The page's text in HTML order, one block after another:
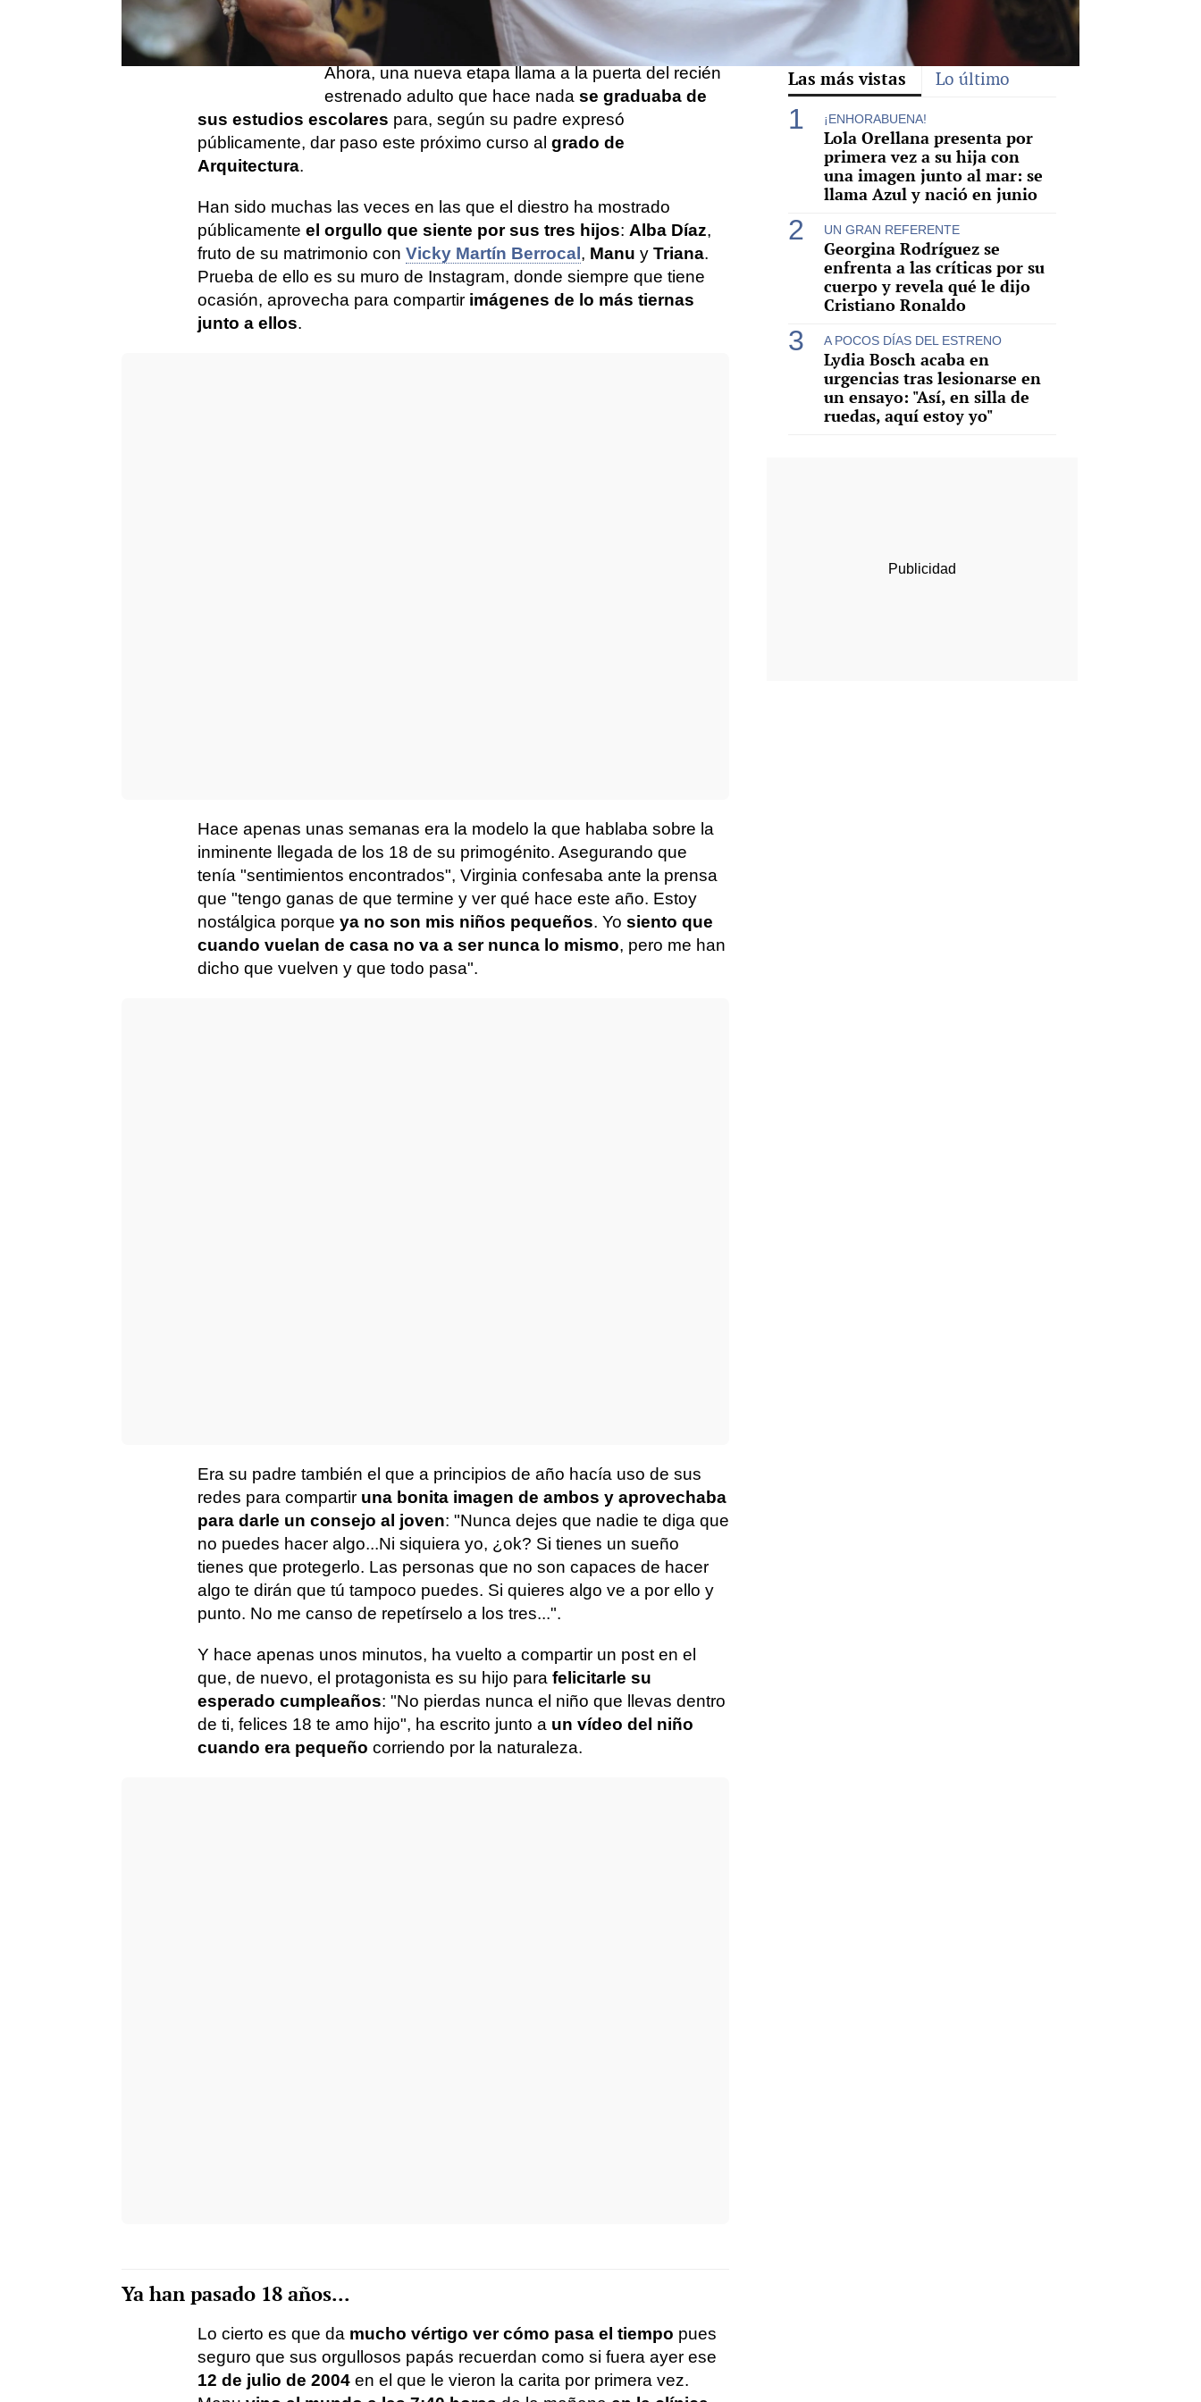
Alba Díaz muestra en
bikini el resultado de su
reducción de pecho
vuelve a estar de celebración por los 18 que tan
solo se cumplen una vez.
Ahora, una nueva etapa llama a la puerta del recién
estrenado adulto que hace nada se graduaba de
sus estudios escolares para, según su padre expresó
públicamente, dar paso este próximo curso al grado de
Arquitectura.
Han sido muchas las veces en las que el diestro ha mostrado
públicamente el orgullo que siente por sus tres hijos: Alba Díaz,
fruto de su matrimonio con Vicky Martín Berrocal , Manu y Triana.
Prueba de ello es su muro de Instagram, donde siempre que tiene
ocasión, aprovecha para compartir imágenes de lo más tiernas
junto a ellos.
Hace apenas unas semanas era la modelo la que hablaba sobre la
inminente llegada de los 18 de su primogénito. Asegurando que
tenía "sentimientos encontrados", Virginia confesaba ante la prensa
que "tengo ganas de que termine y ver qué hace este año. Estoy
nostálgica porque ya no son mis niños pequeños. Yo siento que
cuando vuelan de casa no va a ser nunca lo mismo, pero me han
dicho que vuelven y que todo pasa".
Era su padre también el que a principios de año hacía uso de sus
redes para compartir una bonita imagen de ambos y aprovechaba
para darle un consejo al joven: "Nunca dejes que nadie te diga que
no puedes hacer algo...Ni siquiera yo, ¿ok? Si tienes un sueño
tienes que protegerlo. Las personas que no son capaces de hacer
algo te dirán que tú tampoco puedes. Si quieres algo ve a por ello y
punto. No me canso de repetírselo a los tres...".
Y hace apenas unos minutos, ha vuelto a compartir un post en el
que, de nuevo, el protagonista es su hijo para felicitarle su
esperado cumpleaños: "No pierdas nunca el niño que llevas dentro
de ti, felices 18 te amo hijo", ha escrito junto a un vídeo del niño
cuando era pequeño corriendo por la naturaleza.
Ya han pasado 18 años...
Lo cierto es que da mucho vértigo ver cómo pasa el tiempo pues
seguro que sus orgullosos papás recuerdan como si fuera ayer ese
12 de julio de 2004 en el que le vieron la carita por primera vez.
Las más vistas Lo último
¡ENHORABUENA!
Lola Orellana presenta por
primera vez a su hija con
una imagen junto al mar: se
llama Azul y nació en junio
UN GRAN REFERENTE
Georgina Rodríguez se
enfrenta a las críticas por su
cuerpo y revela qué le dijo
Cristiano Ronaldo
A POCOS DÍAS DEL ESTRENO
Lydia Bosch acaba en
urgencias tras lesionarse en
un ensayo: "Así, en silla de
ruedas, aquí estoy yo"